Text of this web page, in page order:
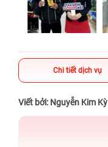
Chi tiết dịch vụ
Viết bởi: Nguyễn Kim Kỳ